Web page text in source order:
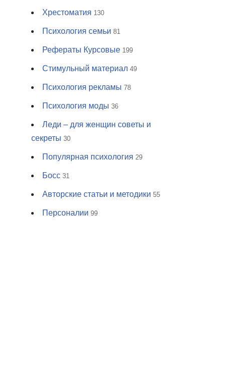
Хрестоматия 130
Психология семьи 81
Рефераты Курсовые 199
Стимульный материал 49
Психология рекламы 78
Психология моды 36
Леди – для женщин советы и
секреты 30
Популярная психология 29
Босс 31
Авторские статьи и методики 55
Персоналии 99